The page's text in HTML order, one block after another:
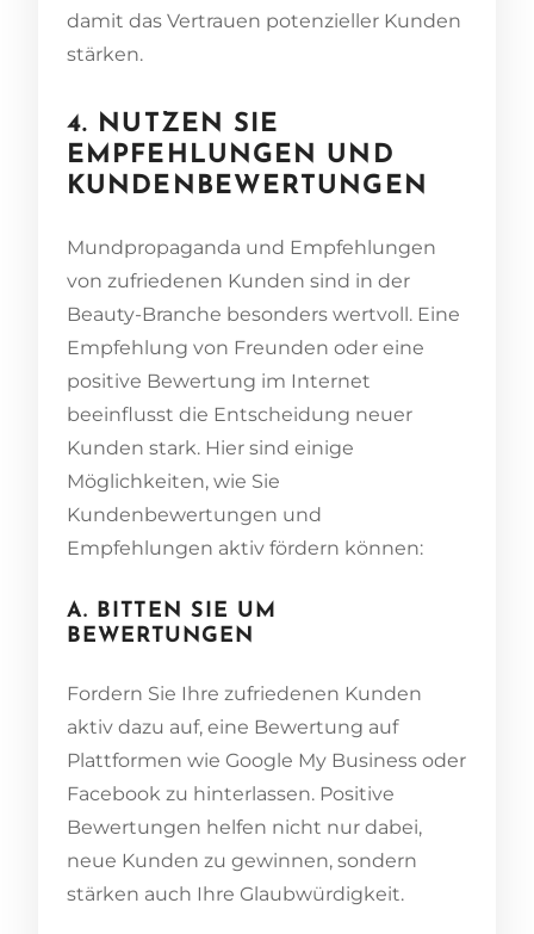
damit das Vertrauen potenzieller Kunden
stärken.
4. NUTZEN SIE
EMPFEHLUNGEN UND
KUNDENBEWERTUNGEN
Mundpropaganda und Empfehlungen
von zufriedenen Kunden sind in der
Beauty-Branche besonders wertvoll. Eine
Empfehlung von Freunden oder eine
positive Bewertung im Internet
beeinflusst die Entscheidung neuer
Kunden stark. Hier sind einige
Möglichkeiten, wie Sie
Kundenbewertungen und
Empfehlungen aktiv fördern können:
A. BITTEN SIE UM
BEWERTUNGEN
Fordern Sie Ihre zufriedenen Kunden
aktiv dazu auf, eine Bewertung auf
Plattformen wie Google My Business oder
Facebook zu hinterlassen. Positive
Bewertungen helfen nicht nur dabei,
neue Kunden zu gewinnen, sondern
stärken auch Ihre Glaubwürdigkeit.